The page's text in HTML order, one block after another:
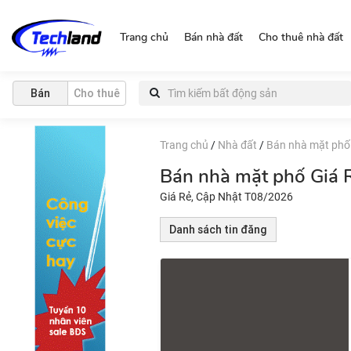
Trang chủ Bán nhà đất Cho thuê nhà đất
Bán Cho thuê
Trang chủ / Nhà đất / Bán nhà mặt phố
Bán nhà mặt phố Giá
Giá Rẻ, Cập Nhật T08/2026
Danh sách tin đăng